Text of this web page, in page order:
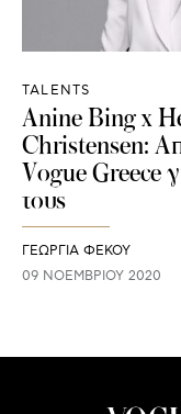
TALENTS
Anine Bing x
Christensen:
Vogue Greece
τους
ΓΕΩΡΓΙΑ ΦΕΚΟΥ
09 ΝΟΕΜΒΡΊΟΥ 2020